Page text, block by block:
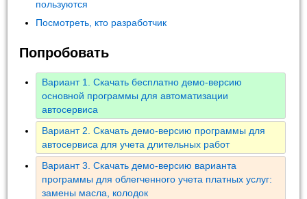
пользуются
Посмотреть, кто разработчик
Попробовать
Вариант 1. Скачать бесплатно демо-версию
основной программы для автоматизации
автосервиса
Вариант 2. Скачать демо-версию программы для
автосервиса для учета длительных работ
Вариант 3. Скачать демо-версию варианта
программы для облегченного учета платных услуг:
замены масла, колодок